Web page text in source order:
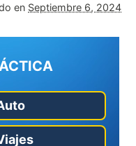
en Septiembre 6, 2024